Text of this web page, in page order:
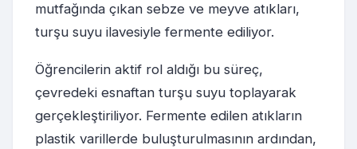
mutfağında çıkan sebze ve meyve atıkları,
turşu suyu ilavesiyle fermente ediliyor.
Öğrencilerin aktif rol aldığı bu süreç,
çevredeki esnaftan turşu suyu toplayarak
gerçekleştiriliyor. Fermente edilen atıkların
plastik varillerde buluşturulmasının ardından,